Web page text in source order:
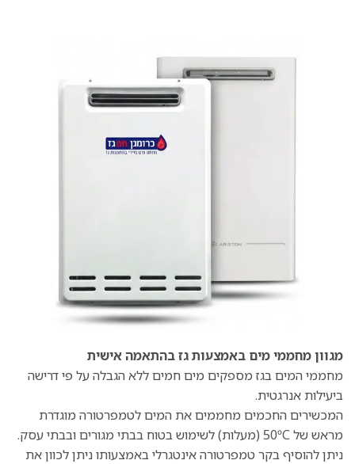
מגוון מחממי מים באמצעות גז בהתאמה אישית
מחממי המים בגז מספקים מים חמים ללא הגבלה על פי דרישה
ביעילות אנרגטית.
המכשירים החכמים מחממים את המים לטמפרטורה מוגדרת
מראש של 50ºC (מעלות) לשימוש בטוח בבתי מגורים ובבתי עסק.
ניתן להוסיף בקר טמפרטורה אינטגרלי באמצעותו ניתן לכוון את